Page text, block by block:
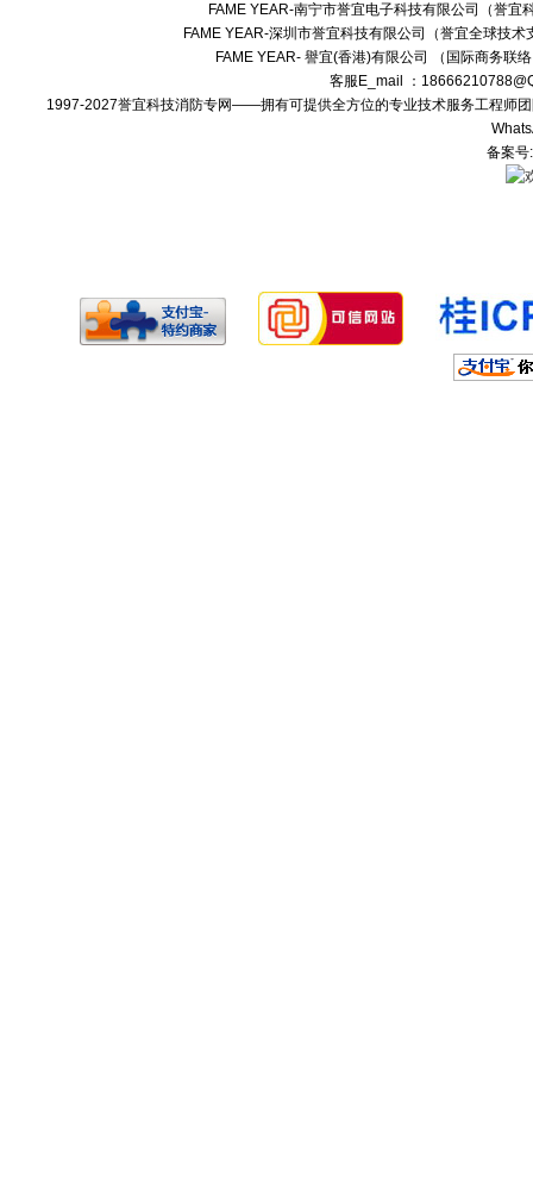
FAME YEAR-南宁市誉宜电子科技有限公司（誉
FAME YEAR-深圳市誉宜科技有限公司（誉宜全球技
FAME YEAR- 譽宜(香港)有限公司 （国际商务联
客服E_mail ：
1997-2027誉宜科技消防专网——拥有可提供全方位的专业技术服务工程师
备案